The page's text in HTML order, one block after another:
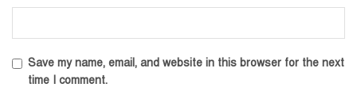
Save my name, email, and website in this browser for the next
time I comment.